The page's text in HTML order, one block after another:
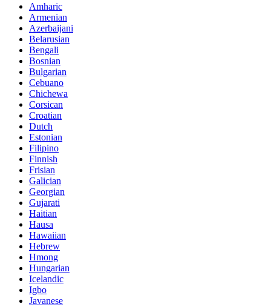
Amharic
Armenian
Azerbaijani
Belarusian
Bengali
Bosnian
Bulgarian
Cebuano
Chichewa
Corsican
Croatian
Dutch
Estonian
Filipino
Finnish
Frisian
Galician
Georgian
Gujarati
Haitian
Hausa
Hawaiian
Hebrew
Hmong
Hungarian
Icelandic
Igbo
Javanese